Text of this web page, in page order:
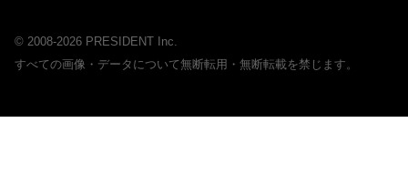
© 2008-2026 PRESIDENT Inc.
すべての画像・データについて無断転用・無断転載を禁じます。